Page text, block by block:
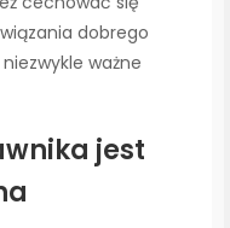
dobrego
ważne
jest